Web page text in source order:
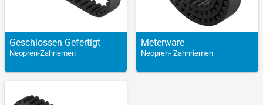
Geschlossen Gefertigt
Neopren-Zahriemen
Meter­ware
Neopren- Zahnriemen